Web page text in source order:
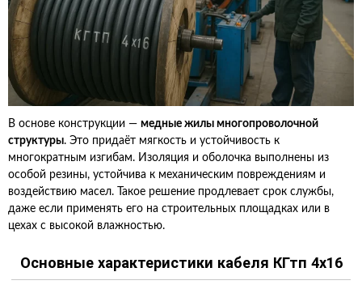
В основе конструкции — медные жилы многопроволочной
структуры. Это придаёт мягкость и устойчивость к
многократным изгибам. Изоляция и оболочка выполнены из
особой резины, устойчива к механическим повреждениям и
воздействию масел. Такое решение продлевает срок службы,
даже если применять его на строительных площадках или в
цехах с высокой влажностью.
Основные характеристики кабеля КГтп 4х16